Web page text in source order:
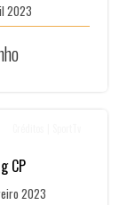
2023
CP
2023